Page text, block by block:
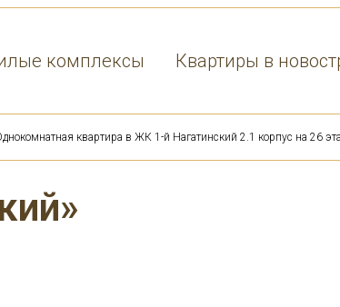
комплексы Квартиры в
квартира в ЖК 1-й Нагатинский 2.1 корпус на 26